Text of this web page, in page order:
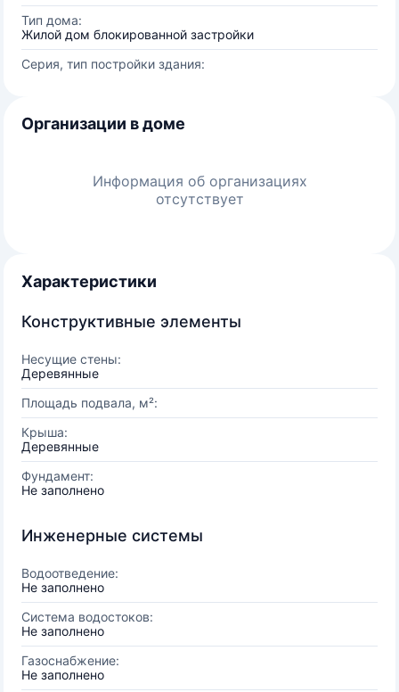
Тип дома:
Жилой дом блокированной застройки
Серия, тип постройки здания:
Организации в доме
Информация об организациях
отсутствует
Характеристики
Конструктивные элементы
Несущие стены:
Деревянные
Площадь подвала, м²:
Крыша:
Деревянные
Фундамент:
Не заполнено
Инженерные системы
Водоотведение:
Не заполнено
Система водостоков:
Не заполнено
Газоснабжение:
Не заполнено